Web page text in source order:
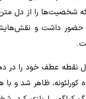
حضور داشت و
کورلئونه، ظاهر شد و